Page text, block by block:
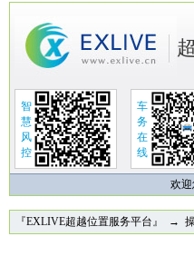
智
慧
风
控
车
务
在
线
欢迎
『EXLIVE超越位置服务平台』 → 操